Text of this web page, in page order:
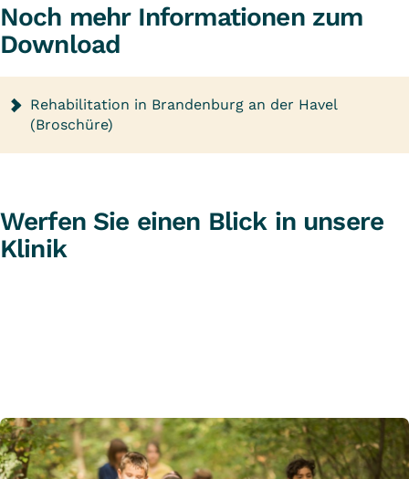
Noch mehr Informationen zum
Download
Rehabilitation in Brandenburg an der Havel
(Broschüre)
Werfen Sie einen Blick in unsere
Klinik